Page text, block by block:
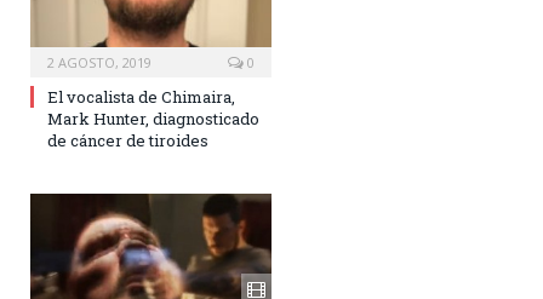
2 AGOSTO, 2019 0
El vocalista de Chimaira,
Mark Hunter, diagnosticado
de cáncer de tiroides